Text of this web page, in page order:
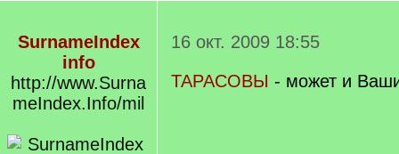
SurnameIndex
info
http://www.Surna
meIndex.Info/mil
16 окт. 2009 18:55
ТАРАСОВЫ - может и